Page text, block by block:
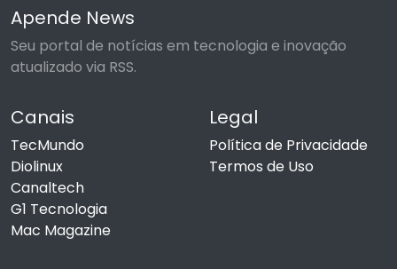
Apende News
Seu portal de notícias em tecnologia e inovação
atualizado via RSS.
Canais
TecMundo
Diolinux
Canaltech
G1 Tecnologia
Mac Magazine
Legal
Política de Privacidade
Termos de Uso